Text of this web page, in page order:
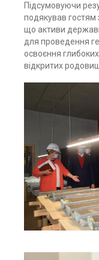
Підсумовуючи
подякував гостям
що активи
для проведення
освоєння
відкритих